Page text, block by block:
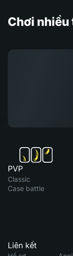
Chơi nhiều
PVP
Classic
Case battle
Liên kết